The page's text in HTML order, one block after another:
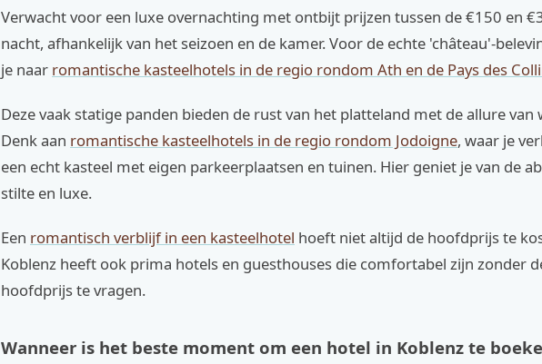
Verwacht voor een luxe overnachting met ontbijt prijzen tussen de €150 en
nacht, afhankelijk van het seizoen en de kamer. Voor de echte 'château'-
je naar romantische kasteelhotels in de regio rondom Ath en de Pays des
Deze vaak statige panden bieden de rust van het platteland met de allure van
Denk aan romantische kasteelhotels in de regio rondom Jodoigne, waar je
een echt kasteel met eigen parkeerplaatsen en tuinen. Hier geniet je van de
stilte en luxe.
Een romantisch verblijf in een kasteelhotel hoeft niet altijd de hoofdprijs te
Koblenz heeft ook prima hotels en guesthouses die comfortabel zijn zonder
hoofdprijs te vragen.
Wanneer is het beste moment om een hotel in Koblenz te